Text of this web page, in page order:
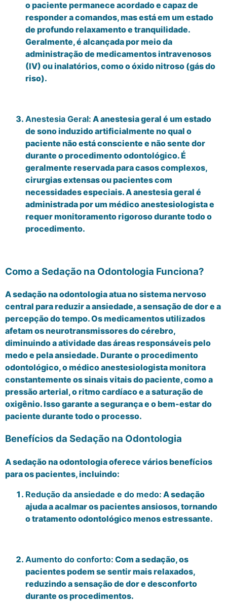
o paciente permanece acordado e capaz de
responder a comandos, mas está em um estado
de profundo relaxamento e tranquilidade.
Geralmente, é alcançada por meio da
administração de medicamentos intravenosos
(IV) ou inalatórios, como o óxido nitroso (gás do
riso).
Anestesia Geral: A anestesia geral é um estado
de sono induzido artificialmente no qual o
paciente não está consciente e não sente dor
durante o procedimento odontológico. É
geralmente reservada para casos complexos,
cirurgias extensas ou pacientes com
necessidades especiais. A anestesia geral é
administrada por um médico anestesiologista e
requer monitoramento rigoroso durante todo o
procedimento.
Como a Sedação na Odontologia Funciona?
A sedação na odontologia atua no sistema nervoso
central para reduzir a ansiedade, a sensação de dor e a
percepção do tempo. Os medicamentos utilizados
afetam os neurotransmissores do cérebro,
diminuindo a atividade das áreas responsáveis pelo
medo e pela ansiedade. Durante o procedimento
odontológico, o médico anestesiologista monitora
constantemente os sinais vitais do paciente, como a
pressão arterial, o ritmo cardíaco e a saturação de
oxigênio. Isso garante a segurança e o bem-estar do
paciente durante todo o processo.
Benefícios da Sedação na Odontologia
A sedação na odontologia oferece vários benefícios
para os pacientes, incluindo:
Redução da ansiedade e do medo: A sedação
ajuda a acalmar os pacientes ansiosos, tornando
o tratamento odontológico menos estressante.
Aumento do conforto: Com a sedação, os
pacientes podem se sentir mais relaxados,
reduzindo a sensação de dor e desconforto
durante os procedimentos.